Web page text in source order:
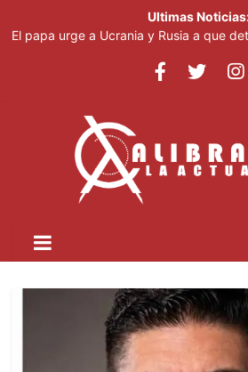
Ultimas
El papa urge a Ucrania y Rusia a que
China emite alerta roja ante la llegada
incumpliendo el memorando de junio
Irán afirma que Ormuz seguirá
acepte "todas" sus condiciones
Casi 100 jóvenes dominicanos dan